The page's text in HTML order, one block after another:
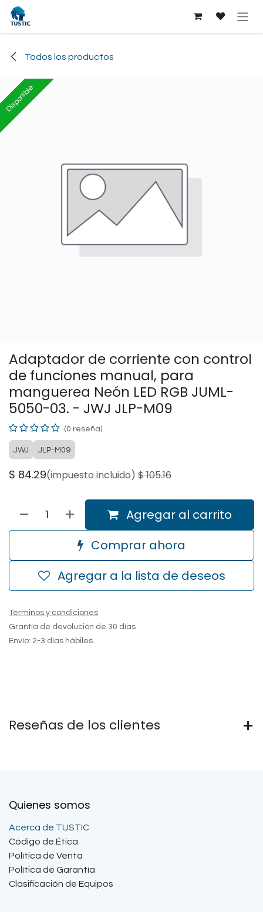
Ir al contenido
Todos los productos
Disponible
Disponible
Adaptador de corriente con control
de funciones manual, para
manguerea Neón LED RGB JUML-
5050-03. - JWJ JLP-M09
(0 reseña)
JWJ JLP-M09
$ 84.29(impuesto incluido) $105.16
Agregar al carrito
Comprar ahora
Agregar a la lista de deseos
Términos y condiciones
Grantía de devolución de 30 días
Envío: 2-3 días hábiles
Reseñas de los clientes
Quienes somos
Acerca de TUSTIC
Código de Ética
Política de Venta
Política de Garantía
Clasificación de Equipos